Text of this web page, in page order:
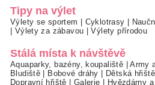
Tipy na výlet
Výlety se sportem Cyklotrasy
Výlety za zábavou |Výlety přírodou
Stálá místa k návštěvě
Aquaparky, bazény, koupaliště |Army
Bludiště
Bobové dráhy Dětská
Dopravní hřiště
Galerie Hvězdárny